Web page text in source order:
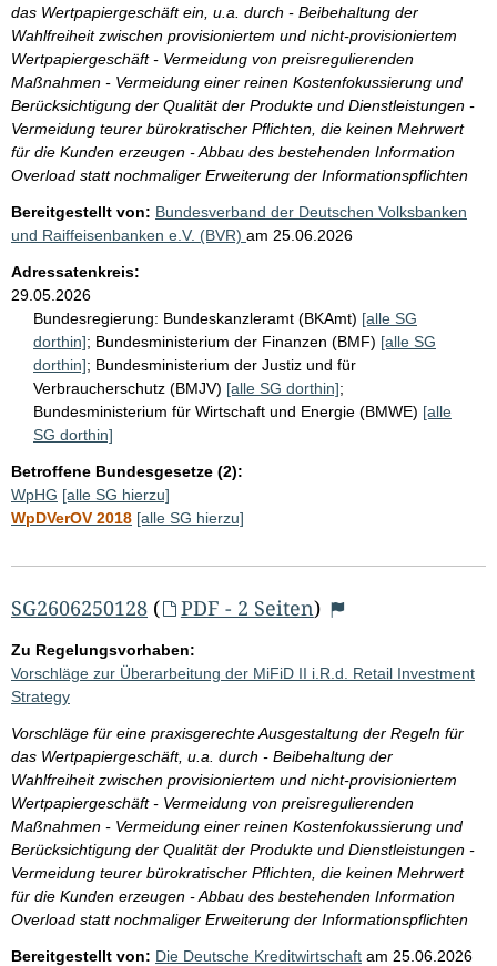
das Wertpapiergeschäft ein, u.a. durch - Beibehaltung der
Wahlfreiheit zwischen provisioniertem und nicht-provisioniertem
Wertpapiergeschäft - Vermeidung von preisregulierenden
Maßnahmen - Vermeidung einer reinen Kostenfokussierung und
Berücksichtigung der Qualität der Produkte und Dienstleistungen -
Vermeidung teurer bürokratischer Pflichten, die keinen Mehrwert
für die Kunden erzeugen - Abbau des bestehenden Information
Overload statt nochmaliger Erweiterung der Informationspflichten
Bereitgestellt von: Bundesverband der Deutschen Volksbanken
und Raiffeisenbanken e.V. (BVR) am 25.06.2026
Adressatenkreis:
29.05.2026
Bundesregierung: Bundeskanzleramt (BKAmt) [alle SG
dorthin]; Bundesministerium der Finanzen (BMF) [alle SG
dorthin]; Bundesministerium der Justiz und für
Verbraucherschutz (BMJV) [alle SG dorthin];
Bundesministerium für Wirtschaft und Energie (BMWE) [alle
SG dorthin]
Betroffene Bundesgesetze (2):
WpHG [alle SG hierzu]
WpDVerOV 2018 [alle SG hierzu]
SG2606250128 ( PDF - 2 Seiten)
Zu Regelungsvorhaben:
Vorschläge zur Überarbeitung der MiFiD II i.R.d. Retail Investment
Strategy
Vorschläge für eine praxisgerechte Ausgestaltung der Regeln für
das Wertpapiergeschäft, u.a. durch - Beibehaltung der
Wahlfreiheit zwischen provisioniertem und nicht-provisioniertem
Wertpapiergeschäft - Vermeidung von preisregulierenden
Maßnahmen - Vermeidung einer reinen Kostenfokussierung und
Berücksichtigung der Qualität der Produkte und Dienstleistungen -
Vermeidung teurer bürokratischer Pflichten, die keinen Mehrwert
für die Kunden erzeugen - Abbau des bestehenden Information
Overload statt nochmaliger Erweiterung der Informationspflichten
Bereitgestellt von: Die Deutsche Kreditwirtschaft am 25.06.2026